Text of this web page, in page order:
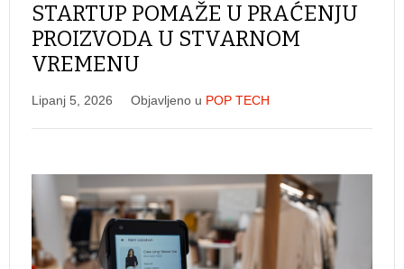
STARTUP POMAŽE U PRAĆENJU
PROIZVODA U STVARNOM
VREMENU
Lipanj 5, 2026 Objavljeno u POP TECH